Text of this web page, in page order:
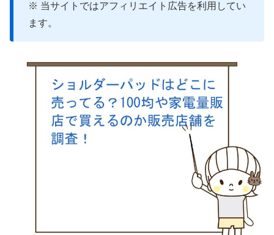
※ 当サイトではアフィリエイト広告を利用してい
ます。